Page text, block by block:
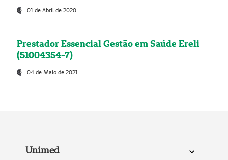
01 de Abril de 2020
Prestador Essencial Gestão em Saúde Ereli
(51004354-7)
04 de Maio de 2021
Unimed